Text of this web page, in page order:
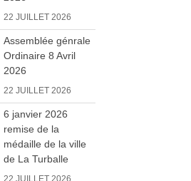
22 JUILLET 2026
Assemblée génrale
Ordinaire 8 Avril
2026
22 JUILLET 2026
6 janvier 2026
remise de la
médaille de la ville
de La Turballe
22 JUILLET 2026